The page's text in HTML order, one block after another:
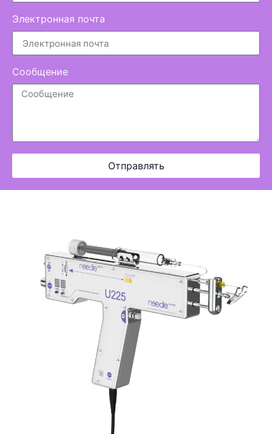
Электронная почта
Сообщение
Отправлять